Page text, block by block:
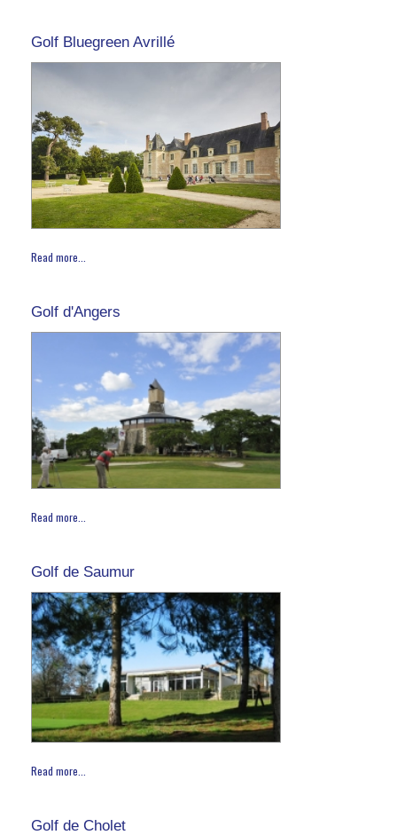
Golf Bluegreen Avrillé
Read more...
Golf d'Angers
Read more...
Golf de Saumur
Read more...
Golf de Cholet